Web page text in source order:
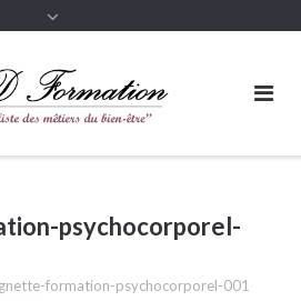
psychocorporel-
formation-psychocorporel-001